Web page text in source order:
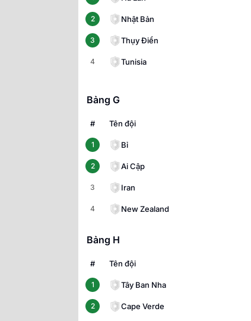
2 Nhật Bản
3 Thụy Điển
4 Tunisia
Bảng G
# Tên đội
1 Bỉ
2 Ai Cập
3 Iran
4 New Zealand
Bảng H
# Tên đội
1 Tây Ban Nha
2 Cape Verde